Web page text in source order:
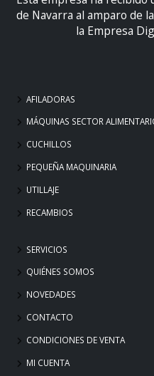
de Navarra al amparo de
la Empresa
AFILADORAS
MÁQUINAS SECTOR
CUCHILLOS
PEQUEÑA MAQUINARIA
UTILLAJE
RECAMBIOS
SERVICIOS
QUIÉNES SOMOS
NOVEDADES
CONTACTO
CONDICIONES DE VENTA
MI CUENTA